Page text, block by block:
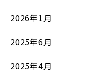
2026年1月
2025年6月
2025年4月